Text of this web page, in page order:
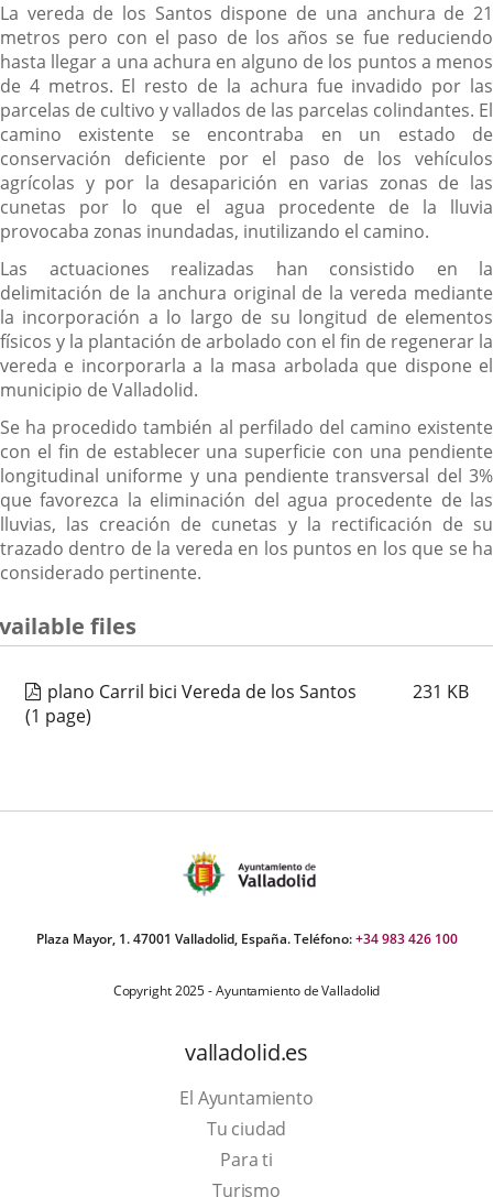
La vereda de los Santos dispone de una anchura de 21
metros pero con el paso de los años se fue reduciendo
hasta llegar a una achura en alguno de los puntos a menos
de 4 metros. El resto de la achura fue invadido por las
parcelas de cultivo y vallados de las parcelas colindantes. El
camino existente se encontraba en un estado de
conservación deficiente por el paso de los vehículos
agrícolas y por la desaparición en varias zonas de las
cunetas por lo que el agua procedente de la lluvia
provocaba zonas inundadas, inutilizando el camino.
Las actuaciones realizadas han consistido en la
delimitación de la anchura original de la vereda mediante
la incorporación a lo largo de su longitud de elementos
físicos y la plantación de arbolado con el fin de regenerar la
vereda e incorporarla a la masa arbolada que dispone el
municipio de Valladolid.
Se ha procedido también al perfilado del camino existente
con el fin de establecer una superficie con una pendiente
longitudinal uniforme y una pendiente transversal del 3%
que favorezca la eliminación del agua procedente de las
lluvias, las creación de cunetas y la rectificación de su
trazado dentro de la vereda en los puntos en los que se ha
considerado pertinente.
files
plano Carril bici Vereda de los Santos 231 KB
(1 page)
Plaza Mayor, 1. 47001 Valladolid, España. Teléfono:+34 983 426 100
Copyright 2025 - Ayuntamiento de Valladolid
valladolid.es
El Ayuntamiento
Tu ciudad
Para ti
TurismoThis